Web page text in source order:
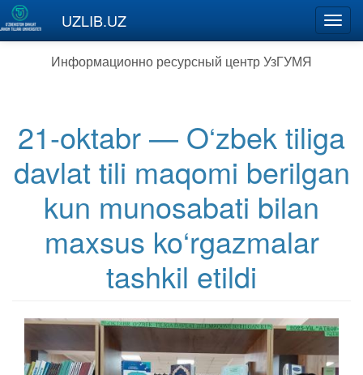
Перейти к основному содержанию
UZLIB.UZ
Информационно ресурсный центр УзГУМЯ
21-oktabr — O‘zbek tiliga
davlat tili maqomi berilgan
kun munosabati bilan
maxsus ko‘rgazmalar
tashkil etildi